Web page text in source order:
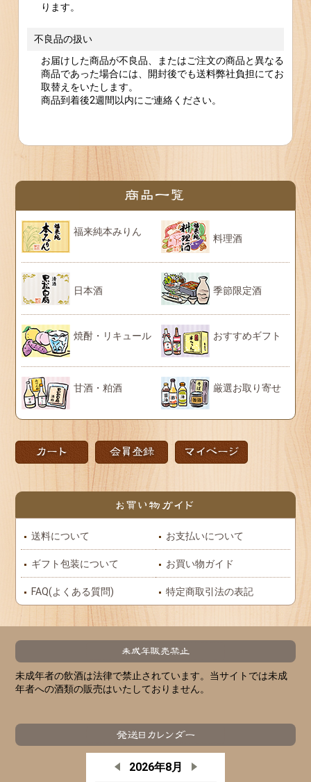
ります。
不良品の扱い
お届けした商品が不良品、またはご注文の商品と異なる
商品であった場合には、開封後でも送料弊社負担にてお
取替えをいたします。
商品到着後2週間以内にご連絡ください。
福来純本みりん
料理酒
日本酒 季節限定酒
焼酎・リキュール おすすめギフト
甘酒・粕酒 厳選お取り寄せ
送料について お支払いについて
ギフト包装について お買い物ガイド
FAQ(よくある質問) 特定商取引法の表記
未成年者の飲酒は法律で禁止されています。当サイトでは未成
年者への酒類の販売はいたしておりません。
2026年8月